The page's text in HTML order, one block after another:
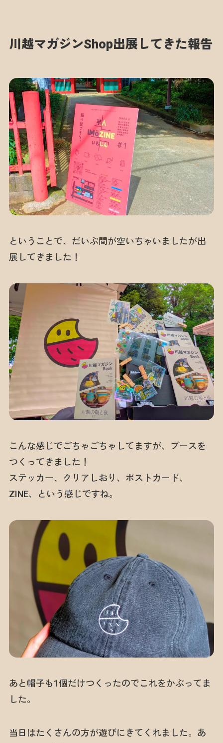
川越マガジンShop出展してきた報告
ということで、だいぶ間が空いちゃいましたが出
展してきました！
こんな感じでごちゃごちゃしてますが、ブースを
つくってきました！
ステッカー、クリアしおり、ポストカード、
ZINE、という感じですね。
あと帽子も1個だけつくったのでこれをかぶってま
した。
当日はたくさんの方が遊びにきてくれました。あ